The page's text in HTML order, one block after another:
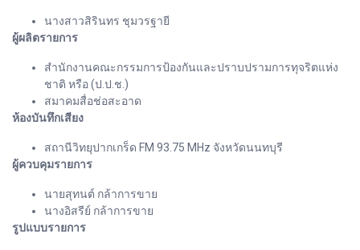
นางสาวสิรินทร ชุมวรฐายี
ผู้ผลิตรายการ
สำนักงานคณะกรรมการป้องกันและปราบปรามการทุจริตแห่ง
ชาติ หรือ (ป.ป.ช.)
สมาคมสื่อช่อสะอาด
ห้องบันทึกเสียง
สถานีวิทยุปากเกร็ด FM 93.75 MHz จังหวัดนนทบุรี
ผู้ควบคุมรายการ
นายสุทนต์ กล้าการขาย
นางอิสรีย์ กล้าการขาย
รูปแบบรายการ